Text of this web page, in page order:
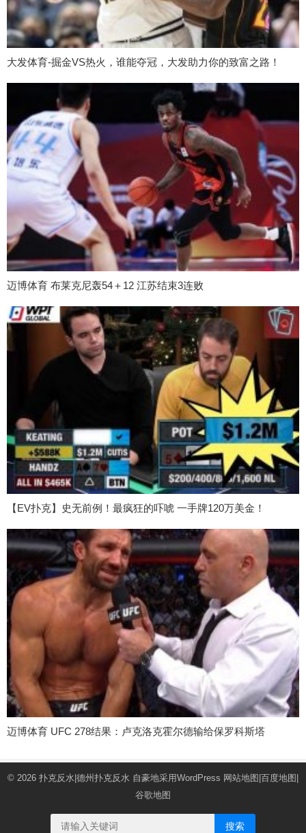
大发体育-掘金VS热火，谁能夺冠，大发助力你的致富之路！
迈博体育 布莱克尼轰54＋12 江苏结束3连败
【EV扑克】史无前例！最疯狂的吓唬 一手牌120万美金！
迈博体育 UFC 278结果：卢克洛克霍尔德输给保罗科斯塔
© 2026 扑克反水|德州扑克反水 自豪地采用WordPress 网站地图 百度地图
谷歌地图
搜索